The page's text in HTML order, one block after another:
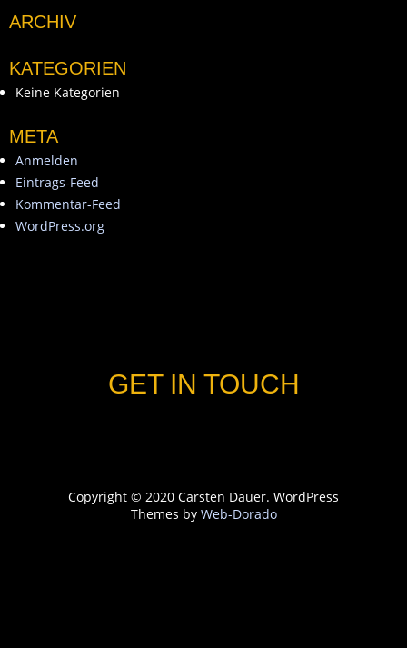
ARCHIV
KATEGORIEN
Keine Kategorien
META
Anmelden
Eintrags-Feed
Kommentar-Feed
WordPress.org
GET IN TOUCH
Copyright © 2020 Carsten Dauer. WordPress
Themes by Web-Dorado